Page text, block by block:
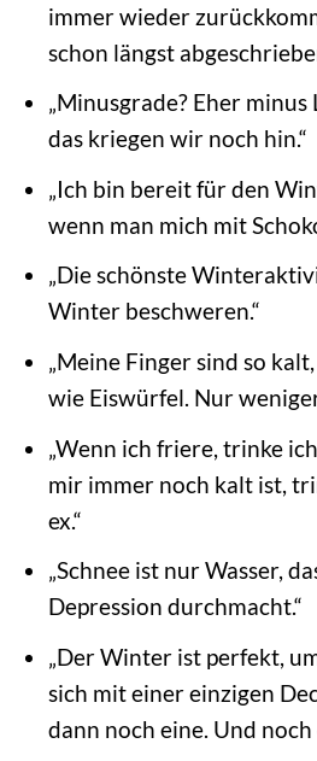
immer wieder
schon längst
„Minusgrade? Eher
das kriegen wir noch hin.“
„Ich bin bereit für den
wenn man mich mit
„Die schönste
Winter beschweren.“
„Meine Finger sind so
wie Eiswürfel. Nur
„Wenn ich friere, trinke
mir immer noch kalt ist,
ex.“
„Schnee ist nur Wasser,
Depression durchmacht.“
„Der Winter ist perfekt,
sich mit einer einzigen
dann noch eine. Und noch